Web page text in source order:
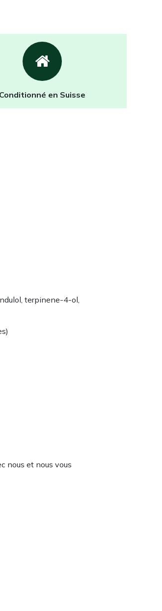
Conditionné en Suisse
terpinene-4-ol,
nous et nous vous